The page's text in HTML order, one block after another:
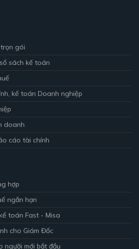
gói
sách kế toán
kế toán Doanh nghiệp
doanh
cáo tài chính
hợp
ngắn hạn
toán Fast - Misa
cho Giám Đốc
người mới bắt đầu